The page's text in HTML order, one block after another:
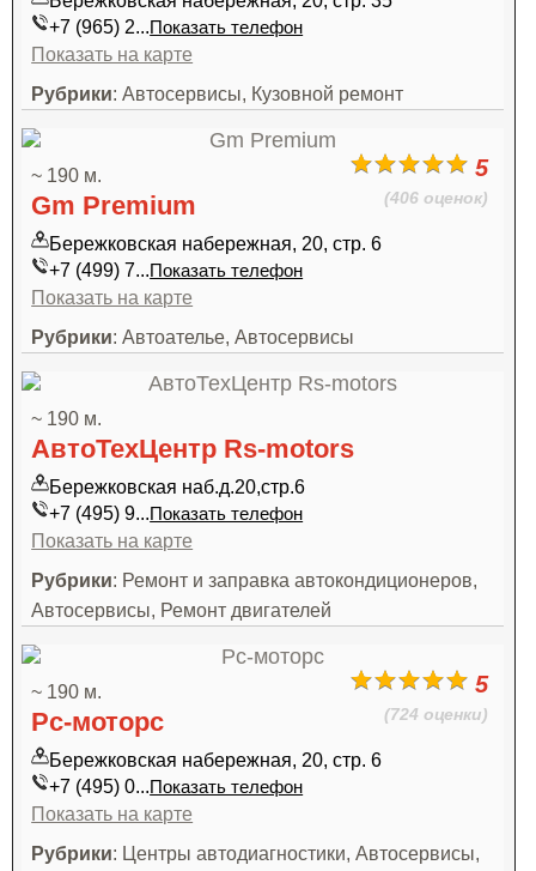
+7 (965) 2...Показать телефон
Показать на карте
Рубрики: Автосервисы, Кузовной ремонт
5
(406 оценок)
~ 190 м.
Gm Premium
Бережковская набережная, 20, стр. 6
+7 (499) 7...Показать телефон
Показать на карте
Рубрики: Автоателье, Автосервисы
~ 190 м.
АвтоТехЦентр Rs-motors
Бережковская наб.д.20,стр.6
+7 (495) 9...Показать телефон
Показать на карте
Рубрики: Ремонт и заправка автокондиционеров,
Автосервисы, Ремонт двигателей
5
(724 оценки)
~ 190 м.
Рс-моторс
Бережковская набережная, 20, стр. 6
+7 (495) 0...Показать телефон
Показать на карте
Рубрики: Центры автодиагностики, Автосервисы,